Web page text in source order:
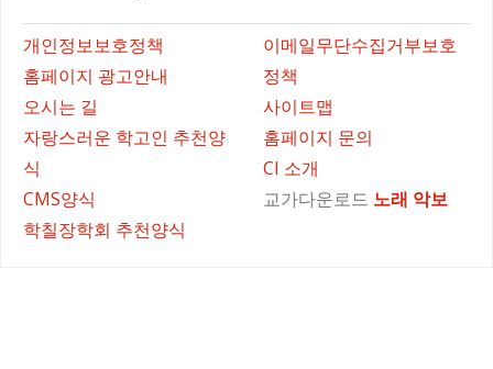
개인정보보호정책
홈페이지 광고안내
오시는 길
자랑스러운 학고인 추천양
식
CMS양식
학칠장학회 추천양식
이메일무단수집거부보호
정책
사이트맵
홈페이지 문의
CI 소개
교가다운로드 노래 악보